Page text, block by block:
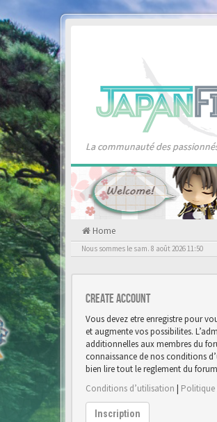
La communauté des
Home
Nous sommes le sam. 8 août 2026 11:50
Create account
Vous devez etre enregistre pour
et augmente vos possibilites.
additionnelles aux membres du
connaissance de nos conditions
bien lire tout le reglement du
Conditions d’utilisation | Politique
Inscription